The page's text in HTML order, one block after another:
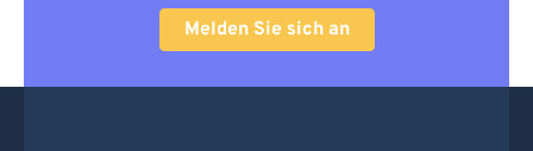
Melden Sie sich an